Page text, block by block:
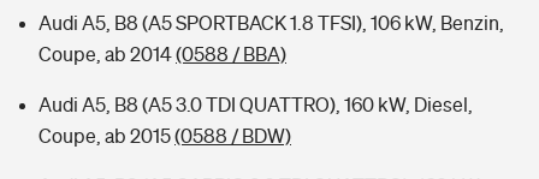
Audi A5, B8 (A5 SPORTBACK 1.8 TFSI), 106 kW, Benzin,
Coupe, ab 2014(0588 / BBA)
Audi A5, B8 (A5 3.0 TDI QUATTRO), 160 kW, Diesel,
Coupe, ab 2015(0588 / BDW)